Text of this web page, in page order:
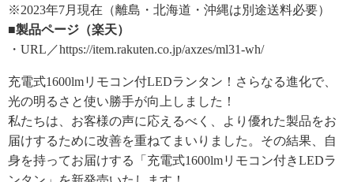
※2023年7月現在（離島・北海道・沖縄は別途送料必要）
■製品ページ（楽天）
・URL／https://item.rakuten.co.jp/axzes/ml31-wh/
充電式1600lmリモコン付LEDランタン！さらなる進化で、
光の明るさと使い勝手が向上しました！
私たちは、お客様の声に応えるべく、より優れた製品をお
届けするために改善を重ねてまいりました。その結果、自
身を持ってお届けする「充電式1600lmリモコン付きLEDラ